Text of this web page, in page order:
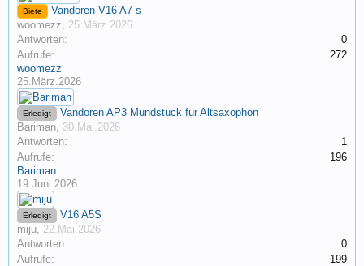
Biete
Vandoren V16 A7 s
woomezz, 25.März.2026
Antworten:
0
Aufrufe:
272
woomezz
25.März.2026
Erledigt
Vandoren AP3 Mundstück für Altsaxophon
Bariman, 30.Mai.2026
Antworten:
1
Aufrufe:
196
Bariman
19.Juni.2026
Erledigt
V16 A5S
miju, 22.Mai.2026
Antworten:
0
Aufrufe:
199